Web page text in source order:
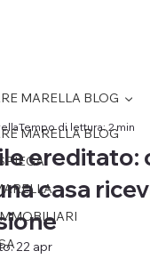
MARELLA BLOG
MARELLA BLOG
ereditato:
casa
Tempo di lettura: 2 min
22 apr